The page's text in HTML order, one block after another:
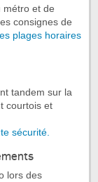
métro et de
consignes de
plages horaires
tandem sur la
courtois et
sécurité.
lors des